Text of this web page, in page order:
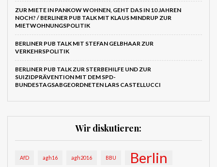
ZUR MIETE IN PANKOW WOHNEN, GEHT DAS IN 10 JAHREN
NOCH? / BERLINER PUB TALK MIT KLAUS MINDRUP ZUR
MIETWOHNUNGSPOLITIK
BERLINER PUB TALK MIT STEFAN GELBHAAR ZUR
VERKEHRSPOLITIK
BERLINER PUB TALK ZUR STERBEHILFE UND ZUR
SUIZIDPRÄVENTION MIT DEM SPD-
BUNDESTAGSABGEORDNETEN LARS CASTELLUCCI
Wir diskutieren:
AfD agh16 agh2016 BBU Berlin